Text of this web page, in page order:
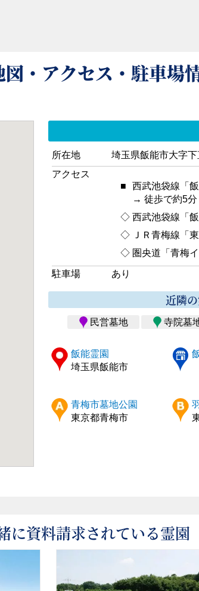
・アクセス・駐車場
所在地
埼玉県飯能市大字
アクセス
■
西武池袋線「
→ 徒歩で約5分
◇ 西武池袋線「
◇
ＪＲ青梅線「
◇ 圏央道「青梅
駐車場 あり
近隣
民営墓地 寺院墓
飯能霊園
埼玉県飯能市
青梅市墓地公園
東京都青梅市
に資料請求されている霊園